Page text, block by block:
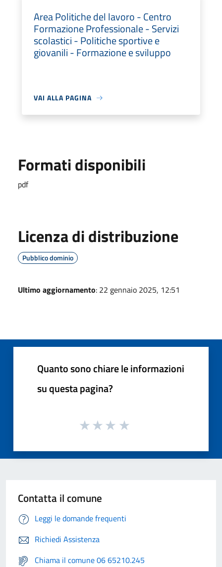
Area Politiche del lavoro - Centro
Formazione Professionale - Servizi
scolastici - Politiche sportive e
giovanili - Formazione e sviluppo
VAI ALLA PAGINA
Formati disponibili
pdf
Licenza di distribuzione
Pubblico dominio
Ultimo aggiornamento: 22 gennaio 2025, 12:51
Quanto sono chiare le informazioni
su questa pagina?
Contatta il comune
Leggi le domande frequenti
Richiedi Assistenza
Chiama il comune 06 65210.245